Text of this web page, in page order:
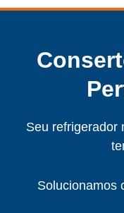
Seu refrigerador
Solucionamos